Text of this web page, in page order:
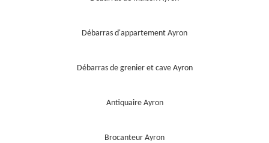
Débarras d'appartement Ayron
Débarras de grenier et cave Ayron
Antiquaire Ayron
Brocanteur Ayron